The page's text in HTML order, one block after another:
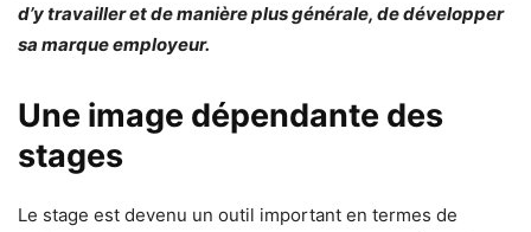
d’y travailler et de manière plus générale, de développer
sa marque employeur.
Une image dépendante des
stages
Le stage est devenu un outil important en termes de